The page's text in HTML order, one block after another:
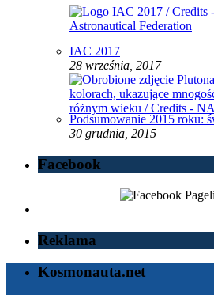
IAC 2017
28 września, 2017
Podsumowanie 2015 roku:
30 grudnia, 2015
Facebook
Reklama
Kosmonauta.net